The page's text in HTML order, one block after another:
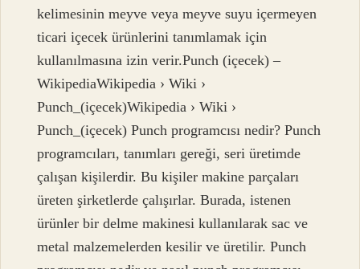
kelimesinin meyve veya meyve suyu içermeyen
ticari içecek ürünlerini tanımlamak için
kullanılmasına izin verir.Punch (içecek) –
WikipediaWikipedia › Wiki ›
Punch_(içecek)Wikipedia › Wiki ›
Punch_(içecek) Punch programcısı nedir? Punch
programcıları, tanımları gereği, seri üretimde
çalışan kişilerdir. Bu kişiler makine parçaları
üreten şirketlerde çalışırlar. Burada, istenen
ürünler bir delme makinesi kullanılarak sac ve
metal malzemelerden kesilir ve üretilir. Punch